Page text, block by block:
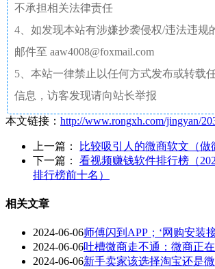
不承担相关法律责任
4、如发现本站有涉嫌抄袭侵权/违法违规
邮件至 aaw4008@foxmail.com
5、本站一律禁止以任何方式发布或转载
信息，访客发现请向站长举报
本文链接： http://www.rongxh.com/jingyan/
上一篇：
比较吸引人的微商软文（做
下一篇： 看视频赚钱软件排行榜（
排行榜前十名）
相关文章
2024-06-06师傅闪到APP；‘网购安装
2024-06-06吐槽微商走不通：微商正
2024-06-06新手卖家该选择淘宝还是微